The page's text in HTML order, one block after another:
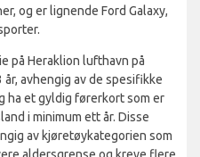
og er lignende Ford Galaxy,
på Heraklion lufthavn på
avhengig av de spesifikke
ha et gyldig førerkort som er
i minimum ett år. Disse
av kjøretøykategorien som
aldersgrense og kreve flere